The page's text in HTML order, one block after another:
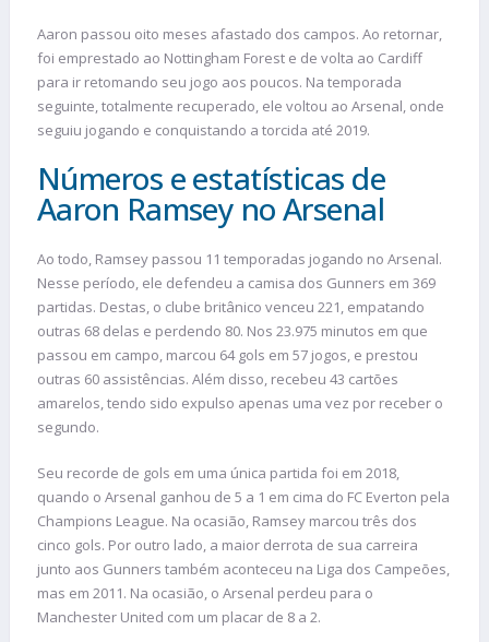
Aaron passou oito meses afastado dos campos. Ao retornar,
foi emprestado ao Nottingham Forest e de volta ao Cardiff
para ir retomando seu jogo aos poucos. Na temporada
seguinte, totalmente recuperado, ele voltou ao Arsenal, onde
seguiu jogando e conquistando a torcida até 2019.
Números e estatísticas de
Aaron Ramsey no Arsenal
Ao todo, Ramsey passou 11 temporadas jogando no Arsenal.
Nesse período, ele defendeu a camisa dos Gunners em 369
partidas. Destas, o clube britânico venceu 221, empatando
outras 68 delas e perdendo 80. Nos 23.975 minutos em que
passou em campo, marcou 64 gols em 57 jogos, e prestou
outras 60 assistências. Além disso, recebeu 43 cartões
amarelos, tendo sido expulso apenas uma vez por receber o
segundo.
Seu recorde de gols em uma única partida foi em 2018,
quando o Arsenal ganhou de 5 a 1 em cima do FC Everton pela
Champions League. Na ocasião, Ramsey marcou três dos
cinco gols. Por outro lado, a maior derrota de sua carreira
junto aos Gunners também aconteceu na Liga dos Campeões,
mas em 2011. Na ocasião, o Arsenal perdeu para o
Manchester United com um placar de 8 a 2.